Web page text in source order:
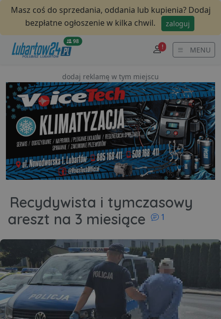
Masz coś do sprzedania, oddania lub kupienia? Dodaj
bezpłatne ogłoszenie w kilka chwil.
zaloguj
98
! MENU
dodaj reklamę w tym miejscu
Recydywista i tymczasowy
areszt na 3 miesiące
1
komentarzy